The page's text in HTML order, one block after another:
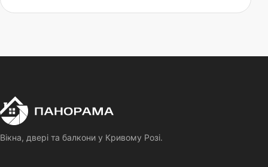
П
Панорама
Вікна, двері та балкони у Кривому Розі.